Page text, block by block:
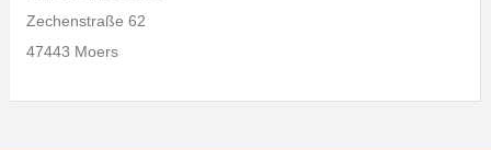
Zechenstraße 62
47443 Moers